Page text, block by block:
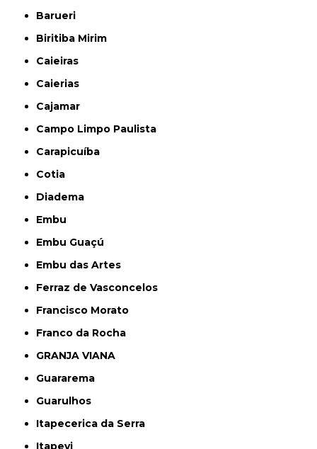
Barueri
Biritiba Mirim
Caieiras
Caierias
Cajamar
Campo Limpo Paulista
Carapicuíba
Cotia
Diadema
Embu
Embu Guaçú
Embu das Artes
Ferraz de Vasconcelos
Francisco Morato
Franco da Rocha
GRANJA VIANA
Guararema
Guarulhos
Itapecerica da Serra
Itapevi